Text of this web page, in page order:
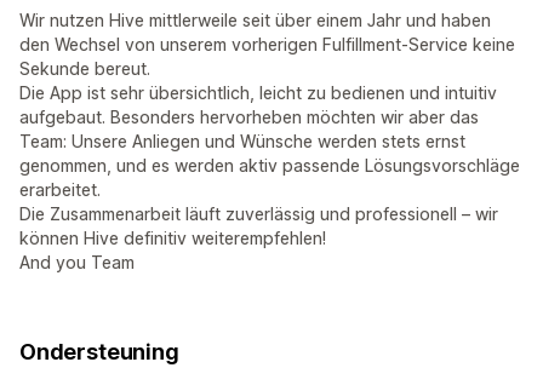
Wir nutzen Hive mittlerweile seit über einem Jahr und haben
den Wechsel von unserem vorherigen Fulfillment-Service keine
Sekunde bereut.
Die App ist sehr übersichtlich, leicht zu bedienen und intuitiv
aufgebaut. Besonders hervorheben möchten wir aber das
Team: Unsere Anliegen und Wünsche werden stets ernst
genommen, und es werden aktiv passende Lösungsvorschläge
erarbeitet.
Die Zusammenarbeit läuft zuverlässig und professionell – wir
können Hive definitiv weiterempfehlen!
And you Team
Ondersteuning